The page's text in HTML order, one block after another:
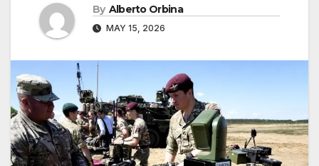
By Alberto Orbina
MAY 15, 2026